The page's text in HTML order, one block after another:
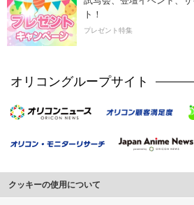
ト！
プレゼント特集
オリコングループサイト
クッキーの使用について